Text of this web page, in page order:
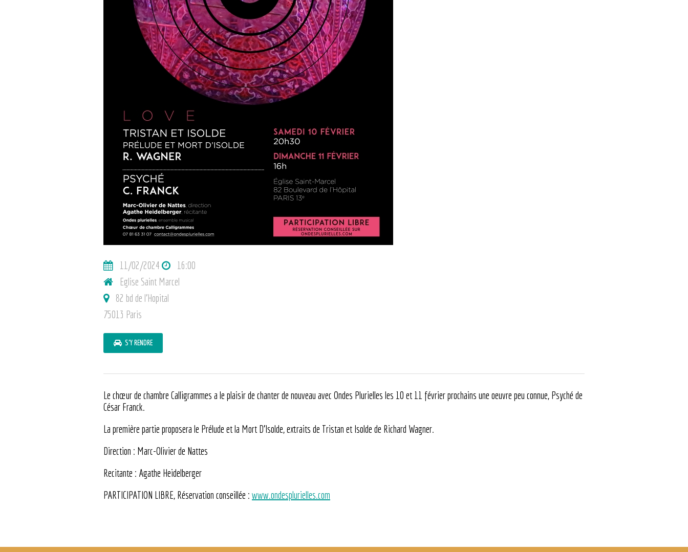
11/02/2024
16:00
Eglise Saint Marcel
82 bd de l’Hopital
75013 Paris
S'Y RENDRE
Le chœur de chambre Calligrammes a le plaisir de chanter de nouveau avec Ondes Plurielles les 10 et 11 février prochains une oeuvre peu connue, Psyché de
César Franck.
La première partie proposera le Prélude et la Mort D’Isolde, extraits de Tristan et Isolde de Richard Wagner.
Direction : Marc-Olivier de Nattes
Recitante : Agathe Heidelberger
PARTICIPATION LIBRE, Réservation conseillée : www.ondesplurielles.com